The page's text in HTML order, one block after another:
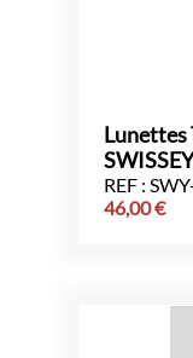
Lunettes
REF :
46,00€